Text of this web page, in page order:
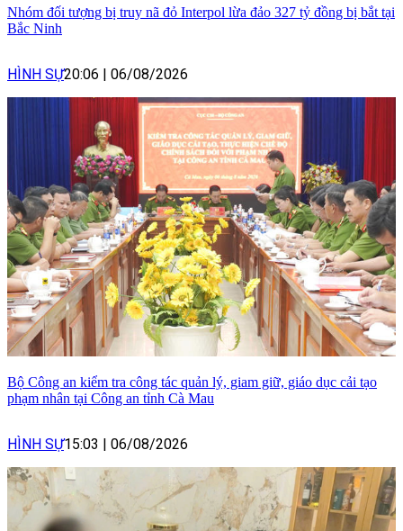
Nhóm đối tượng bị truy nã đỏ Interpol lừa đảo 327 tỷ đồng bị bắt tại
Bắc Ninh
HÌNH SỰ20:06 | 06/08/2026
Bộ Công an kiểm tra công tác quản lý, giam giữ, giáo dục cải tạo
phạm nhân tại Công an tỉnh Cà Mau
HÌNH SỰ15:03 | 06/08/2026